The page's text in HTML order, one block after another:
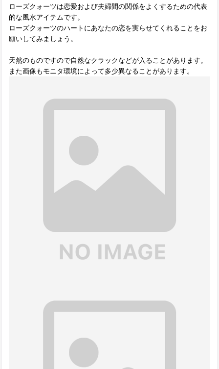
ローズクォーツは恋愛および夫婦間の関係をよくするための代表
的な風水アイテムです。
ローズクォーツのハートにあなたの恋を実らせてくれることをお
願いしてみましょう。
天然のものですので自然なクラックなどが入ることがあります。
また画像もモニタ環境によって多少異なることがあります。